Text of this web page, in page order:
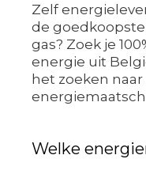
Zelf
de
gas? Zoek je
energie uit
het zoeken
Welke